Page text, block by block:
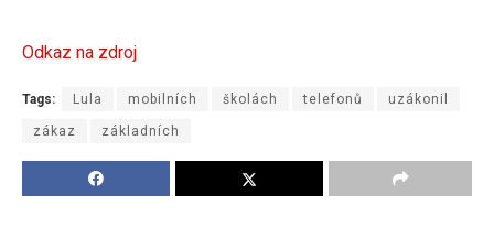
Odkaz na zdroj
Tags: Lula mobilních školách telefonů uzákonil
zákaz základních